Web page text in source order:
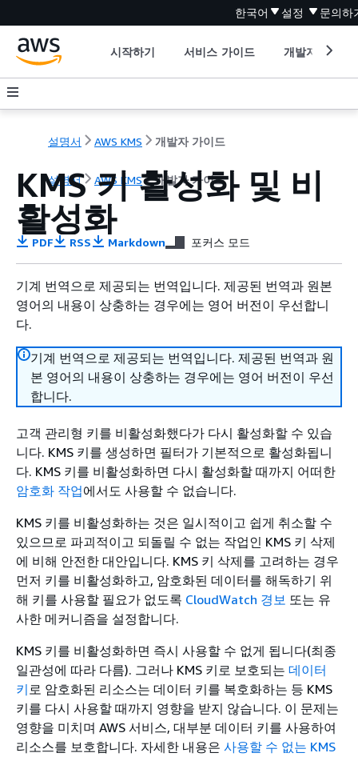
한국어 설정 문의하
시작하기 서비스 가이드 개발자 도구
설명서 AWS KMS 개발자 가이드
설명서 AWS KMS 개발자 가이드
KMS 키 활성화 및 비
활성화
PDF RSS Markdown 포커스 모드
기계 번역으로 제공되는 번역입니다. 제공된 번역과 원본
영어의 내용이 상충하는 경우에는 영어 버전이 우선합니
다.
기계 번역으로 제공되는 번역입니다. 제공된 번역과 원
본 영어의 내용이 상충하는 경우에는 영어 버전이 우선
합니다.
고객 관리형 키를 비활성화했다가 다시 활성화할 수 있습
니다. KMS 키를 생성하면 필터가 기본적으로 활성화됩니
다. KMS 키를 비활성화하면 다시 활성화할 때까지 어떠한
암호화 작업에서도 사용할 수 없습니다.
KMS 키를 비활성화하는 것은 일시적이고 쉽게 취소할 수
있으므로 파괴적이고 되돌릴 수 없는 작업인 KMS 키 삭제
에 비해 안전한 대안입니다. KMS 키 삭제를 고려하는 경우
먼저 키를 비활성화하고, 암호화된 데이터를 해독하기 위
해 키를 사용할 필요가 없도록 CloudWatch 경보 또는 유
사한 메커니즘을 설정합니다.
KMS 키를 비활성화하면 즉시 사용할 수 없게 됩니다(최종
일관성에 따라 다름). 그러나 KMS 키로 보호되는 데이터
키로 암호화된 리소스는 데이터 키를 복호화하는 등 KMS
키를 다시 사용할 때까지 영향을 받지 않습니다. 이 문제는
영향을 미치며 AWS 서비스, 대부분 데이터 키를 사용하여
리소스를 보호합니다. 자세한 내용은 사용할 수 없는 KMS